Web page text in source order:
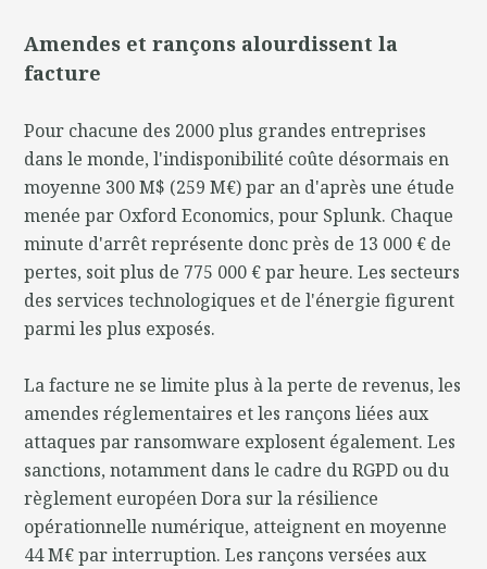
Amendes et rançons alourdissent la
facture
Pour chacune des 2000 plus grandes entreprises
dans le monde, l'indisponibilité coûte désormais en
moyenne 300 M$ (259 M€) par an d'après une étude
menée par Oxford Economics, pour Splunk. Chaque
minute d'arrêt représente donc près de 13 000 € de
pertes, soit plus de 775 000 € par heure. Les secteurs
des services technologiques et de l'énergie figurent
parmi les plus exposés.
La facture ne se limite plus à la perte de revenus, les
amendes réglementaires et les rançons liées aux
attaques par ransomware explosent également. Les
sanctions, notamment dans le cadre du RGPD ou du
règlement européen Dora sur la résilience
opérationnelle numérique, atteignent en moyenne
44 M€ par interruption. Les rançons versées aux